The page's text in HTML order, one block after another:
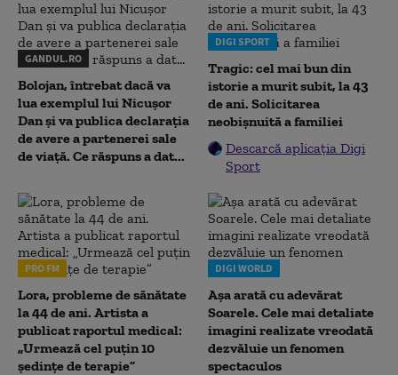
GANDUL.RO
Bolojan, întrebat dacă va
lua exemplul lui Nicușor
Dan și va publica declarația
de avere a partenerei sale
de viață. Ce răspuns a dat...
DIGI SPORT
Tragic: cel mai bun din
istorie a murit subit, la 43
de ani. Solicitarea
neobișnuită a familiei
Descarcă aplicația Digi
Sport
PRO FM
Lora, probleme de sănătate
la 44 de ani. Artista a
publicat raportul medical:
„Urmează cel puțin 10
ședințe de terapie”
DIGI WORLD
Așa arată cu adevărat
Soarele. Cele mai detaliate
imagini realizate vreodată
dezvăluie un fenomen
spectaculos